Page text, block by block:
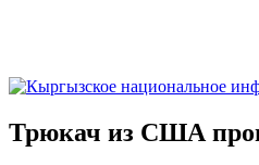
Трюкач из США